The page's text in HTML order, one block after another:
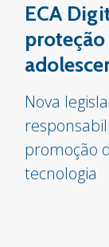
ECA
proteção
Nova
promoção
tecnologia